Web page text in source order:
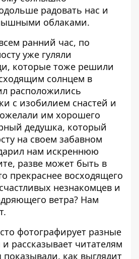
радовать нас и
облаками.
ранний час, по
уже гуляли
которые тоже решили
солнцем в
расположились
с изобилием снастей и
им хорошего
дедушка, который
на своем забавном
нам искреннюю
разве может быть в
прекраснее восходящего
незнакомцев и
ветра? Нам
фотографирует разные
рассказывает читателям
как выглядит